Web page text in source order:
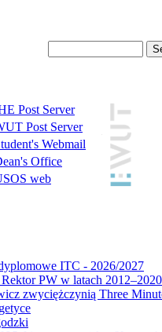
Post Server
Post Server
Webmail
Office
web
ITC - 2026/2027
PW w latach 2012–2020
zwyciężczynią Three